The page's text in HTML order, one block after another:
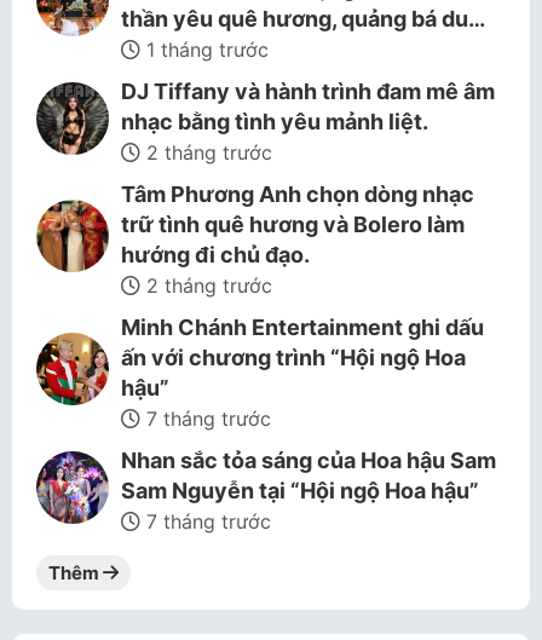
thần yêu quê hương, quảng bá du…
1 tháng trước
DJ Tiffany và hành trình đam mê âm
nhạc bằng tình yêu mảnh liệt.
2 tháng trước
Tâm Phương Anh chọn dòng nhạc
trữ tình quê hương và Bolero làm
hướng đi chủ đạo.
2 tháng trước
Minh Chánh Entertainment ghi dấu
ấn với chương trình “Hội ngộ Hoa
hậu”
7 tháng trước
Nhan sắc tỏa sáng của Hoa hậu Sam
Sam Nguyễn tại “Hội ngộ Hoa hậu”
7 tháng trước
Thêm